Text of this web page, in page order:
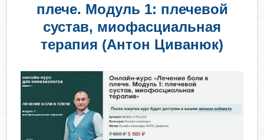
плече. Модуль 1: плечевой
сустав, миофасциальная
терапия (Антон Циванюк)